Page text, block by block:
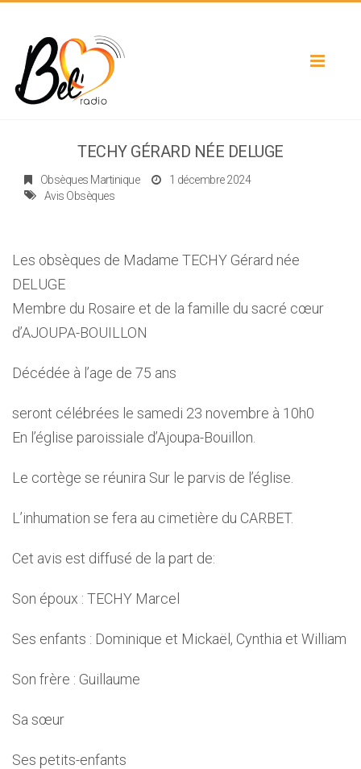
Toggle
TECHY GÉRARD NÉE DELUGE
Obsèques Martinique
1 décembre 2024
Avis Obsèques
Les obsèques de Madame TECHY Gérard née
DELUGE
Membre du Rosaire et de la famille du sacré cœur
d’AJOUPA-BOUILLON
Décédée à l’age de 75 ans
seront célébrées le samedi 23 novembre à 10h0
En l’église paroissiale d’Ajoupa-Bouillon.
Le cortège se réunira Sur le parvis de l’église.
L’inhumation se fera au cimetière du CARBET.
Cet avis est diffusé de la part de:
Son époux : TECHY Marcel
Ses enfants : Dominique et Mickaël, Cynthia et William
Son frère : Guillaume
Sa sœur
Ses petits-enfants